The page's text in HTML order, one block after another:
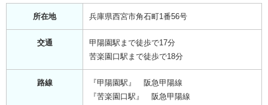
所在地 兵庫県西宮市角石町1番56号
交通
甲陽園駅まで徒歩で17分
苦楽園口駅まで徒歩で18分
路線
『甲陽園駅』 阪急甲陽線
『苦楽園口駅』 阪急甲陽線